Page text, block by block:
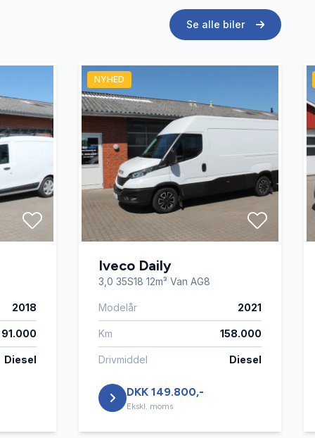
Se alle biler
2018
91.000
Diesel
NYHED
Iveco Daily
3,0 35S18 12m³ Van AG8
Modelår 2021
Km 158.000
Drivmiddel Diesel
DKK 149.800,-
Ekskl. moms